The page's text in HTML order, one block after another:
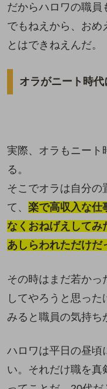
だからハロワの職員
でもねえから、おめ
とはできねえんだ。
オラがニート時
実際、オラもニート
る。
そこでオラは自分の
て、 楽で高収入な仕
なくおねげえしてみ
あしらわれただけだ
その時はまだ若かっ
してやろうと思っ
みると職員の気持ち
ハロワは平日の昼頃
い。それだけ職を真